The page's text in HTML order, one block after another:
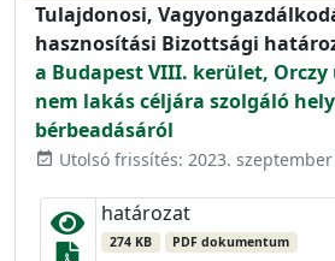
Tulajdonosi,
hasznosítási Bizottsági
a Budapest VIII. kerület,
nem lakás céljára szolgáló
bérbeadásáról
event_available Utolsó frissítés: 2023. szeptember
határozat
274 KB PDF dokumentum